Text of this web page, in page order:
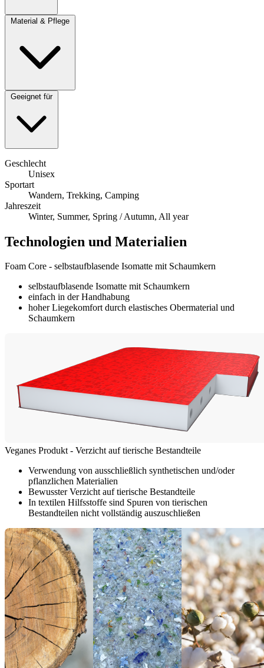
Material & Pflege
Geeignet für
Geschlecht
Unisex
Sportart
Wandern, Trekking, Camping
Jahreszeit
Winter, Summer, Spring / Autumn, All year
Technologien und Materialien
Foam Core - selbstaufblasende Isomatte mit Schaumkern
selbstaufblasende Isomatte mit Schaumkern
einfach in der Handhabung
hoher Liegekomfort durch elastisches Obermaterial und
Schaumkern
Veganes Produkt - Verzicht auf tierische Bestandteile
Verwendung von ausschließlich synthetischen und/oder
pflanzlichen Materialien
Bewusster Verzicht auf tierische Bestandteile
In textilen Hilfsstoffe sind Spuren von tierischen
Bestandteilen nicht vollständig auszuschließen